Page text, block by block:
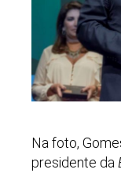
Na foto,
presidente da